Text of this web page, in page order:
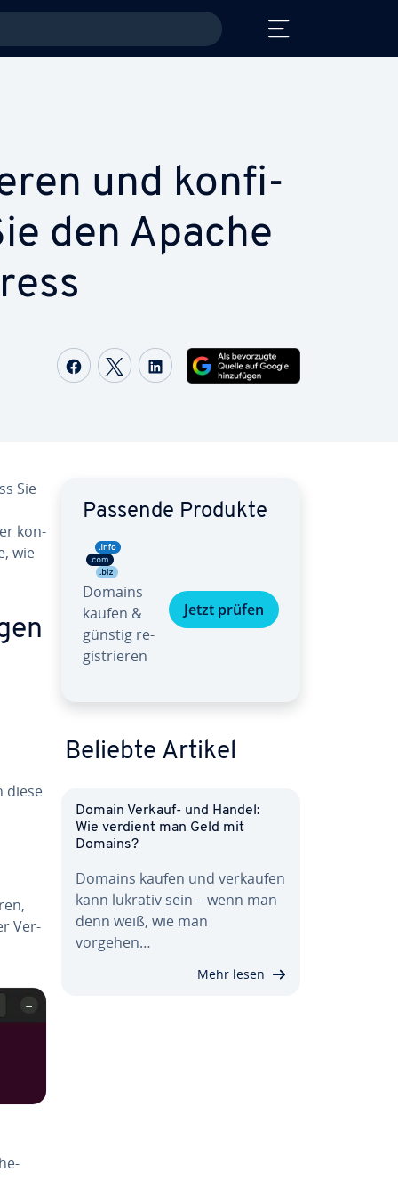
und kon­fi­
den Apache
Auf Facebook teilen
Auf Twitter teilen
Auf LinkedIn teilen
Sie
kon­
wie
diese
Ver­
Passende Produkte
Domains
kaufen &
günstig re­
gis­trie­ren
Jetzt prüfen
Beliebte Artikel
Domain Verkauf- und Handel:
Wie verdient man Geld mit
Domains?
Domains kaufen und verkaufen
kann lukrativ sein – wenn man
denn weiß, wie man
vorgehen…
Mehr lesen